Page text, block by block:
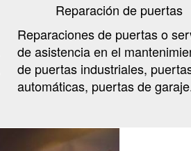
Reparación de puertas
Reparaciones de puertas o
de asistencia en el
de puertas industriales,
automáticas, puertas de